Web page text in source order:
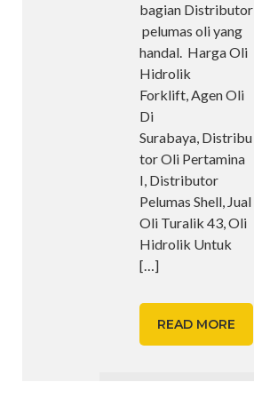
bagian Distributor
pelumas oli yang
handal. Harga Oli
Hidrolik
Forklift, Agen Oli
Di
Surabaya, Distribu
tor Oli Pertamina
I, Distributor
Pelumas Shell, Jual
Oli Turalik 43, Oli
Hidrolik Untuk
[…]
READ MORE